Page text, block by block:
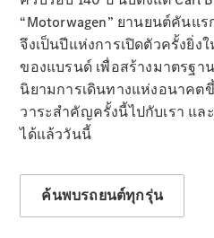
ซาลูน
Saloon
ไฟฟ้า 100%
C-Class
“Motorwagen” ยานยนต์คันแ
จึงเป็นปีแห่งการเปิดตัวครั้งยิ่
ของแบรนด์ เพื่อสร้างมาตรฐา
นิยามการเดินทางแห่งอนาคต
วาระสำคัญครั้งนี้ไปกับเรา แ
ได้แล้ววันนี้
ค้นพบรถยนต์ทุกรุ่น